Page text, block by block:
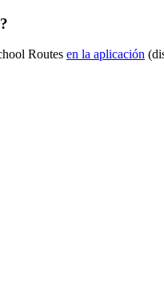
Routes en la aplicación